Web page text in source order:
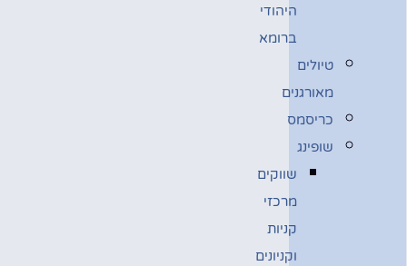
היהודי
ברומא
טיולים
מאורגנים
כריסמס
שופינג
שווקים
מרכזי
קניות
וקניונים